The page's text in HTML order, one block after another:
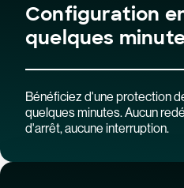
Configuration
quelques
Bénéficiez d'une protection
quelques minutes. Aucun
d'arrêt, aucune interruption.